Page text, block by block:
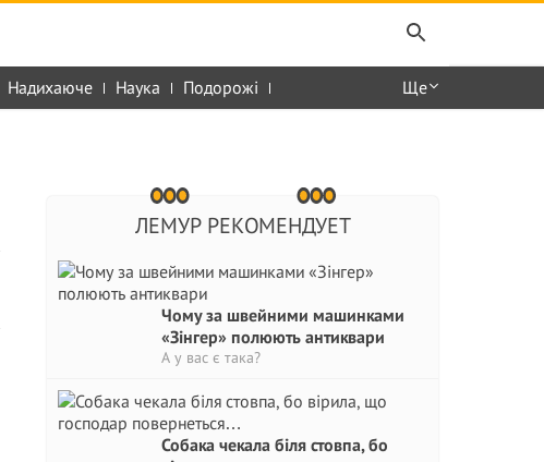
Надихаюче Наука Подорожі Ще
ЛЕМУР РЕКОМЕНДУЕТ
Чому за швейними машинками
«Зінгер» полюють антиквари
А у вас є така?
Собака чекала біля стовпа, бо